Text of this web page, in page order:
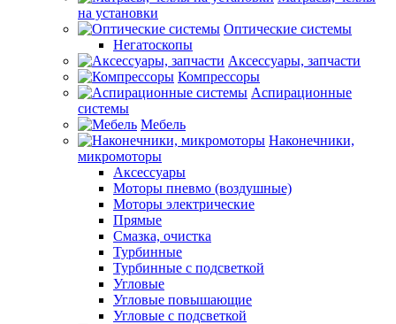
на установки
Оптические системы
Негатоскопы
Аксессуары, запчасти
Компрессоры
Аспирационные
системы
Мебель
Наконечники,
микромоторы
Аксессуары
Моторы пневмо (воздушные)
Моторы электрические
Прямые
Смазка, очистка
Турбинные
Турбинные с подсветкой
Угловые
Угловые повышающие
Угловые с подсветкой